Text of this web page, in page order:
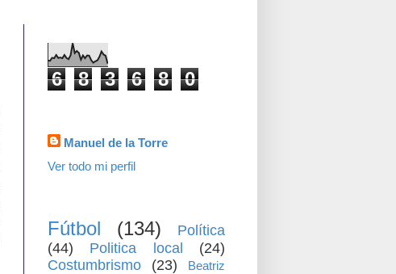
6 8 3 6 8 0
Manuel de la Torre
Ver todo mi perfil
Fútbol (134)
Política
(44)
Politica local
(24)
Costumbrismo
(23)
Beatriz